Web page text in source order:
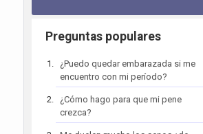
Preguntas populares
¿Puedo quedar embarazada si me
encuentro con mi período?
¿Cómo hago para que mi pene
crezca?